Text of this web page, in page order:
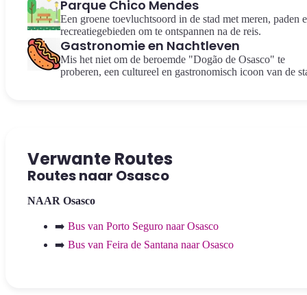
Parque Chico Mendes
Een groene toevluchtsoord in de stad met meren, paden
recreatiegebieden om te ontspannen na de reis.
Gastronomie en Nachtleven
Mis het niet om de beroemde "Dogão de Osasco" te
proberen, een cultureel en gastronomisch icoon van de
Verwante Routes
Routes naar Osasco
NAAR Osasco
➡️ Bus van Porto Seguro naar Osasco
➡️ Bus van Feira de Santana naar Osasco